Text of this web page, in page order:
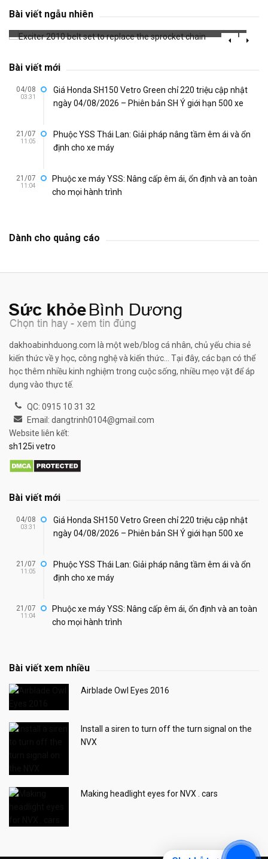
Bài viết ngẫu nhiên
chain
669 đã xem
Bài viết mới
04/08
03:31
Giá Honda SH150 Vetro Green chỉ 220 triệu cập nhật
ngày 04/08/2026 – Phiên bản SH Ý giới hạn 500 xe
21/07
11:05
Phuộc YSS Thái Lan: Giải pháp nâng tầm êm ái và ổn
định cho xe máy
21/07
11:04
Phuộc xe máy YSS: Nâng cấp êm ái, ổn định và an toàn
cho mọi hành trình
Dành cho quảng cáo
dakhoabinhduong.com là một web/blog cá nhân, chủ yếu chia sẻ
kiến thức về y học, công nghệ và kiến thức... Tại đây, các bạn có thể
học thêm nhiều kinh nghiệm trong cuộc sống, nhiều mẹo vặt để áp
dụng vào thực tế.
QC: 0915 10 31 32
Email: dangtrinh0104@gmail.com
Website liên kết:
sh125i vetro
Bài viết mới
04/08
03:31
Giá Honda SH150 Vetro Green chỉ 220 triệu cập nhật
ngày 04/08/2026 – Phiên bản SH Ý giới hạn 500 xe
21/07
11:05
Phuộc YSS Thái Lan: Giải pháp nâng tầm êm ái và ổn
định cho xe máy
21/07
11:04
Phuộc xe máy YSS: Nâng cấp êm ái, ổn định và an toàn
cho mọi hành trình
Bài viết xem nhiều
Airblade Owl Eyes 2016
Install a siren to turn off the turn signal on the
NVX
Making headlight eyes for NVX . cars